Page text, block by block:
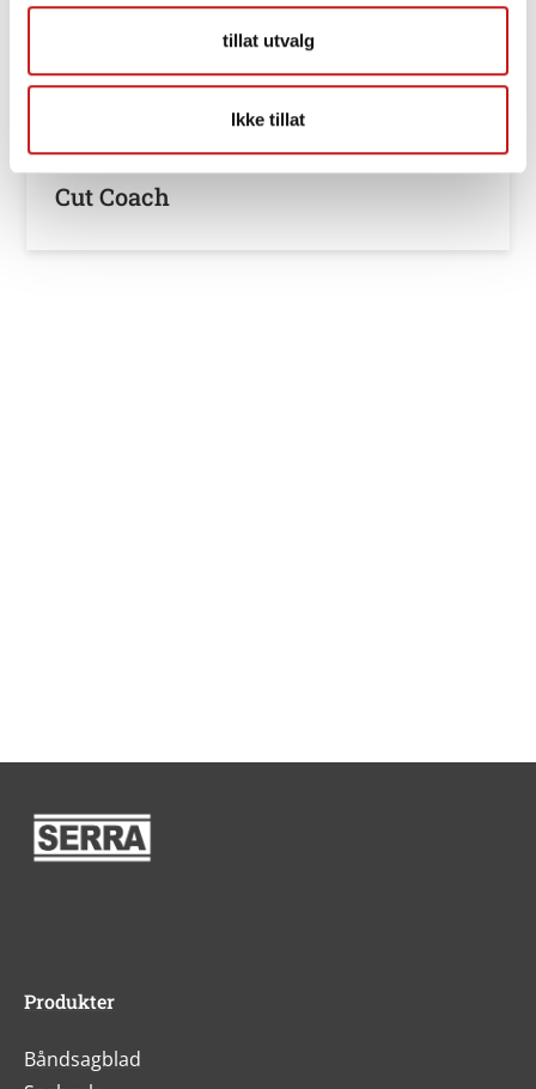
tillat utvalg
Ikke tillat
Cut Coach
Produkter
Båndsagblad